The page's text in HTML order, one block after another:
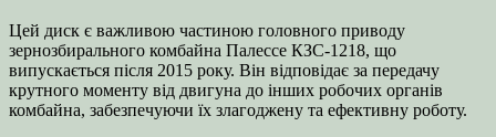
Цей диск є важливою частиною головного приводу
зернозбирального комбайна Палессе КЗС-1218, що
випускається після 2015 року. Він відповідає за передачу
крутного моменту від двигуна до інших робочих органів
комбайна, забезпечуючи їх злагоджену та ефективну роботу.